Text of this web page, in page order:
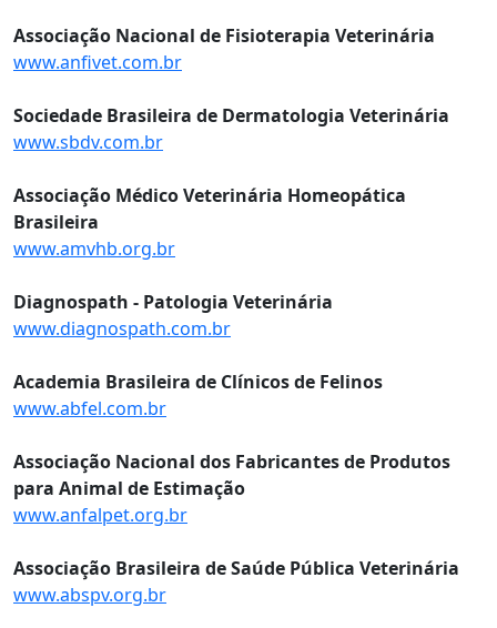
Associação Nacional de Fisioterapia Veterinária
www.anfivet.com.br
Sociedade Brasileira de Dermatologia Veterinária
www.sbdv.com.br
Associação Médico Veterinária Homeopática
Brasileira
www.amvhb.org.br
Diagnospath - Patologia Veterinária
www.diagnospath.com.br
Academia Brasileira de Clínicos de Felinos
www.abfel.com.br
Associação Nacional dos Fabricantes de Produtos
para Animal de Estimação
www.anfalpet.org.br
Associação Brasileira de Saúde Pública Veterinária
www.abspv.org.br